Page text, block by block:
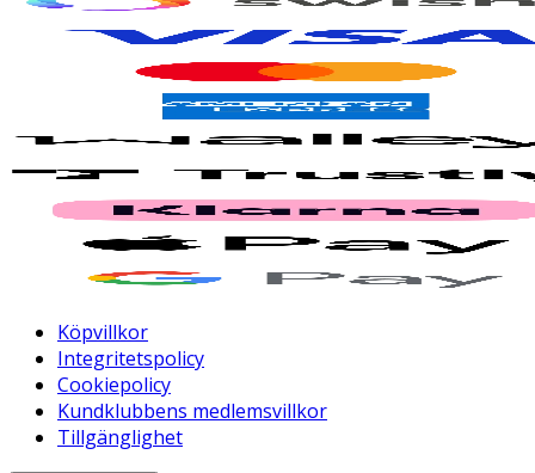
Köpvillkor
Integritetspolicy
Cookiepolicy
Kundklubbens medlemsvillkor
Tillgänglighet